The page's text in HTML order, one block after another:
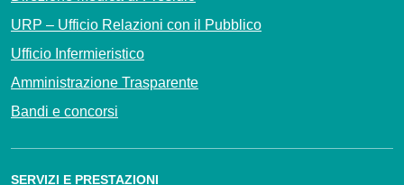
URP – Ufficio Relazioni con il Pubblico
Ufficio Infermieristico
Amministrazione Trasparente
Bandi e concorsi
SERVIZI E PRESTAZIONI